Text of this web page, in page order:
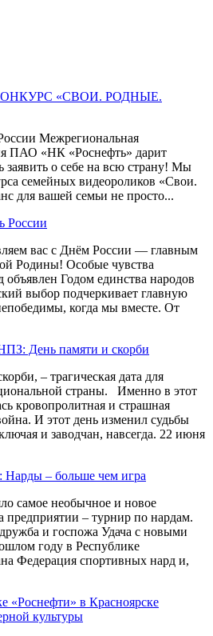
«СВОИ. РОДНЫЕ.
Межрегиональная
ПАО «НК «Роснефть» дарит
заявить о себе на всю страну! Мы
семейных видеороликов «Свои.
для вашей семьи не просто...
России
вас с Днём России — главным
Родины! Особые чувства
объявлен Годом единства народов
выбор подчеркивает главную
когда мы вместе. От
День памяти и скорби
– трагическая дата для
страны. Именно в этот
кровопролитная и страшная
И этот день изменил судьбы
и заводчан, навсегда. 22 июня
Нарды – больше чем игра
самое необычное и новое
предприятии – турнир по нардам.
дружба и госпожа Удача с новыми
году в Республике
Федерация спортивных нард и,
«Роснефти» в Красноярске
культуры